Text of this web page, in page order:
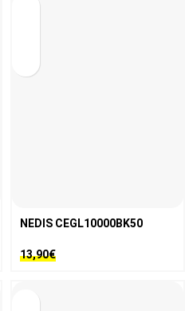
NEDIS CEGL10000BK50
13,90€